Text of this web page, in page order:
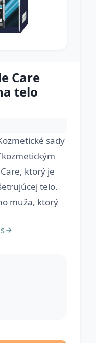
Care
telo
sady
ktorý je
telo.
muža, ktorý